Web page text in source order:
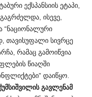
ექსპანსიის ეტაპი,
ისევე,
“ნაციონალური
თავისუფალი სივრცე
რამაც გამოიწვია
წიაღში
დაიწყო.
გავლენამ